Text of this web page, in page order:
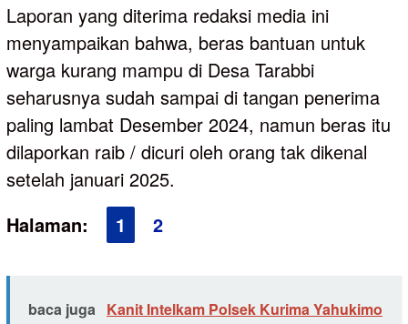
Laporan yang diterima redaksi media ini
menyampaikan bahwa, beras bantuan untuk
warga kurang mampu di Desa Tarabbi
seharusnya sudah sampai di tangan penerima
paling lambat Desember 2024, namun beras itu
dilaporkan raib / dicuri oleh orang tak dikenal
setelah januari 2025.
Halaman:
1 2
baca juga Kanit Intelkam Polsek Kurima Yahukimo